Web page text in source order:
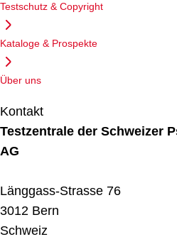
Testschutz & Copyright
Kataloge & Prospekte
Über uns
Kontakt
Testzentrale der Schweizer
AG
Länggass-Strasse 76
3012 Bern
Schweiz